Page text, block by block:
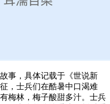
事，具体记载于《世说新
，士兵们在酷暑中口渴难
梅林，梅子酸甜多汁。士兵